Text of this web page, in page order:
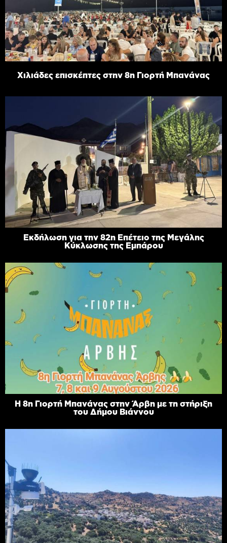
Χιλιάδες επισκέπτες στην 8η Γιορτή Μπανάνας
Εκδήλωση για την 82η Επέτειο της Μεγάλης
Κύκλωσης της Εμπάρου
Η 8η Γιορτή Μπανάνας στην Άρβη με τη στήριξη
του Δήμου Βιάννου